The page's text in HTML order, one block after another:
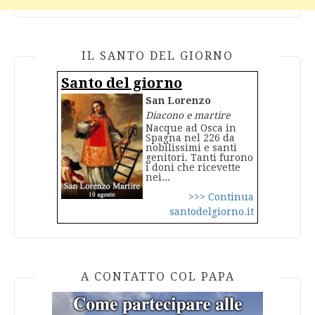
IL SANTO DEL GIORNO
Santo del giorno
San Lorenzo
Diacono e martire
Nacque ad Osca in
Spagna nel 226 da
nobilissimi e santi
genitori. Tanti furono
i doni che ricevette
nei...
>>> Continua
santodelgiorno.it
A CONTATTO COL PAPA